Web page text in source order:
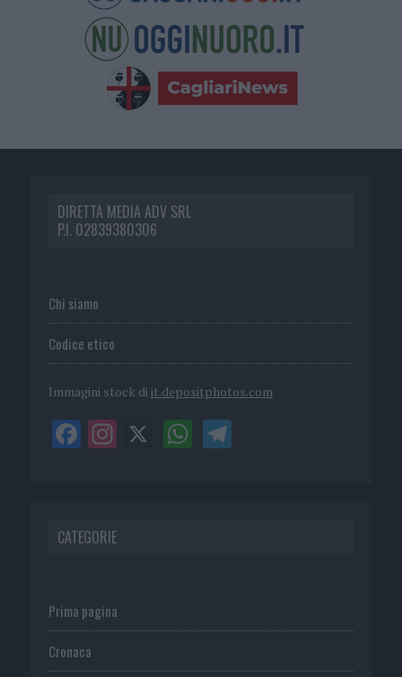
DIRETTA MEDIA ADV SRL
P.I. 02839380306
Chi siamo
Codice etico
Immagini stock di it.depositphotos.com
CATEGORIE
Prima pagina
Cronaca